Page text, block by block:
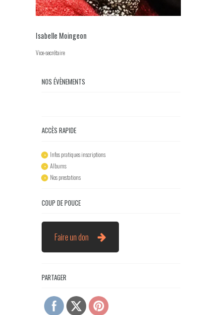
Isabelle Moingeon
Vice-secrétaire
NOS ÉVÈNEMENTS
ACCÈS RAPIDE
Infos pratiques inscriptions
Albums
Nos prestations
COUP DE POUCE
Faire un don
PARTAGER